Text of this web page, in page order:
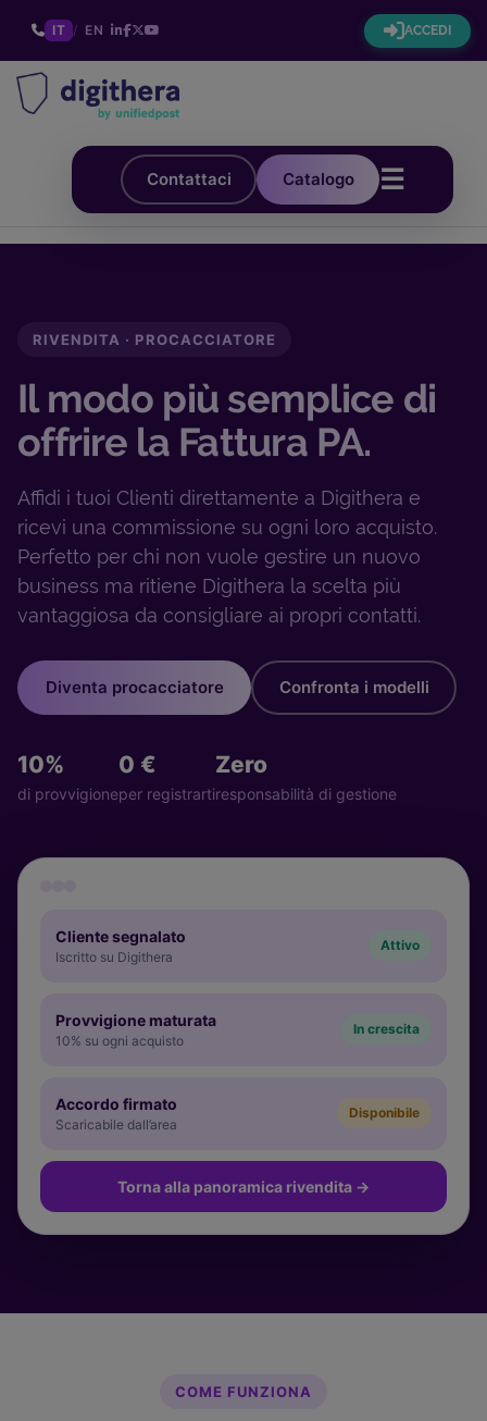
IT / EN ACCEDI
Contattaci Catalogo ☰
RIVENDITA · PROCACCIATORE
Il modo più semplice di
offrire la Fattura PA.
Affidi i tuoi Clienti direttamente a Digithera e
ricevi una commissione su ogni loro acquisto.
Perfetto per chi non vuole gestire un nuovo
business ma ritiene Digithera la scelta più
vantaggiosa da consigliare ai propri contatti.
Diventa procacciatore Confronta i modelli
10%
di provvigione
0 €
per registrarti
Zero
responsabilità di gestione
Cliente segnalato
Iscritto su Digithera
Attivo
Provvigione maturata
10% su ogni acquisto
In crescita
Accordo firmato
Scaricabile dall’area
Disponibile
Torna alla panoramica rivendita →
COME FUNZIONA